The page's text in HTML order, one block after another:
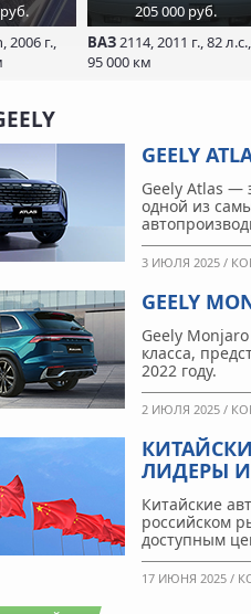
2006 г.,
205 000 руб.
ВАЗ2114, 2011 г., 82 л.с.,
95 000 км
GEELY
Geely Atlas —
одной из
3 ИЮЛЯ 2025 /
GEELY
Geely
класса,
2022 году.
2 ИЮЛЯ 2025 /
ЛИДЕРЫ
Китайские
российском
доступным
17 ИЮНЯ 2025 /